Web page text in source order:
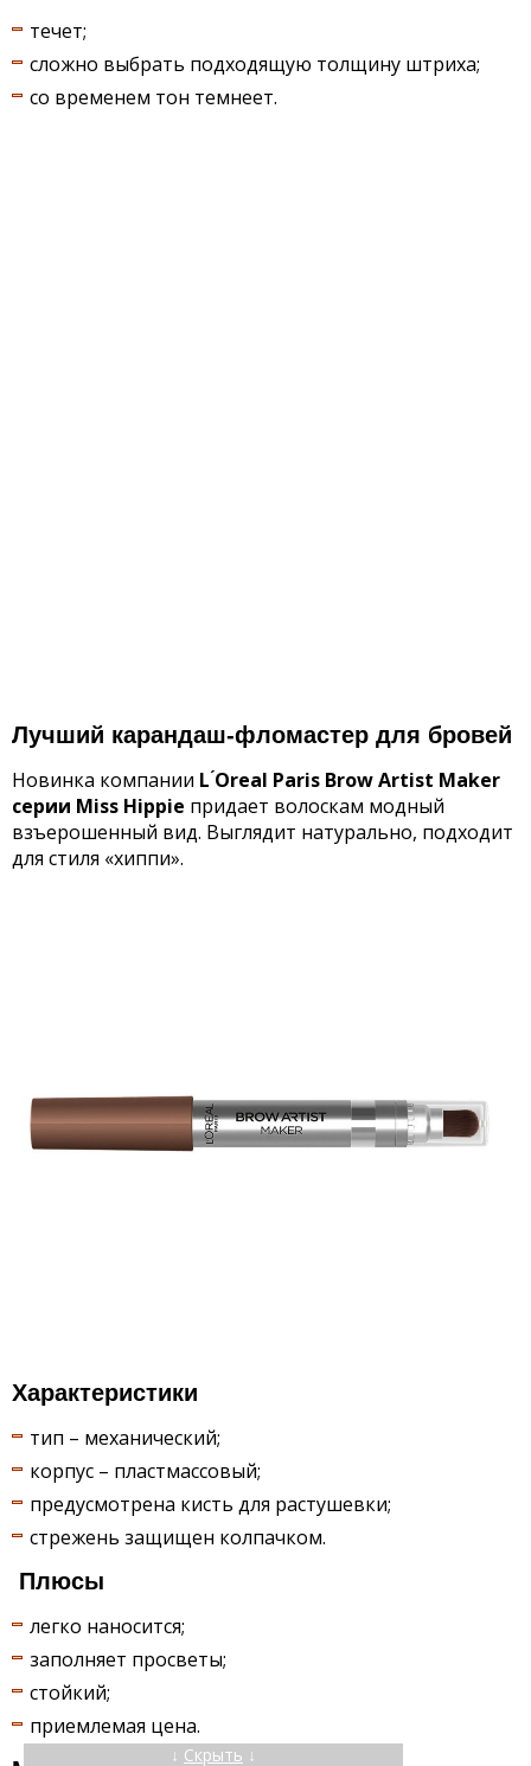
течет;
сложно выбрать подходящую толщину штриха;
со временем тон темнеет.
Лучший карандаш-фломастер для бровей
Новинка компании L ́Oreal Paris Brow Artist Maker
серии Miss Hippie придает волоскам модный
взъерошенный вид. Выглядит натурально, подходит
для стиля «хиппи».
Характеристики
тип – механический;
корпус – пластмассовый;
предусмотрена кисть для растушевки;
стрежень защищен колпачком.
Плюсы
легко наносится;
заполняет просветы;
стойкий;
приемлемая цена.
↓ Скрыть ↓